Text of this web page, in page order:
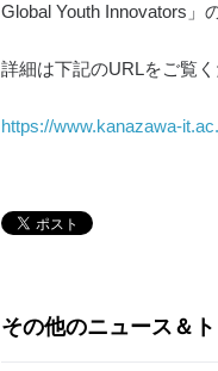
Global Youth Innovators」
詳細は下記のURLをご覧く
https://www.kanazawa-
その他のニュース＆